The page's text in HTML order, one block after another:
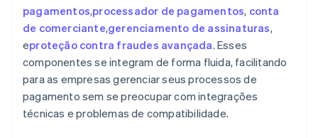
pagamentos,processador de pagamentos, conta
de comerciante,gerenciamento de assinaturas,
eproteção contra fraudes avançada. Esses
componentes se integram de forma fluida, facilitando
para as empresas gerenciar seus processos de
pagamento sem se preocupar com integrações
técnicas e problemas de compatibilidade.